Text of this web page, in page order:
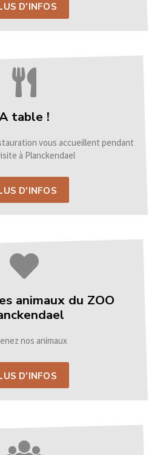
D'INFOS
table !
vous accueillent pendant
à Planckendael
D'INFOS
animaux du ZOO
nos animaux
D'INFOS